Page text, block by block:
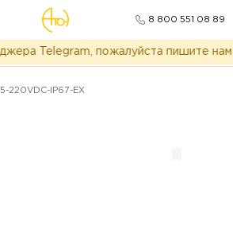
8 800 551 08 89
Telegram, пожалуйста пишите нам в
220VDC-IP67-EX